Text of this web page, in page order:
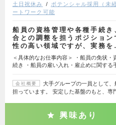
土日祝休み
ポテンシャル採用（未
ートワーク可能
船員の資格管理や各種手続き
合との調整を担うポジション
性の高い領域ですが、実務
＜具体的なお仕事内容＞ ・船員の免状
続き ・船員の雇い入れ・雇止めに関す
会社概要
大手グループの一員として
担っています。 安定した基盤のもと、
興味あり